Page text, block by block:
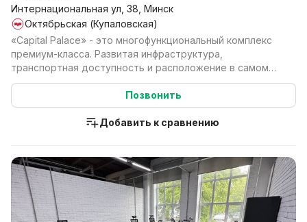
Интернациональная ул, 38, Минск
Октябрьская (Купаловская)
«Capital Palace» - это многофункциональный комплекс
премиум-класса. Развитая инфраструктура,
транспортная доступность и расположение в самом
центре ст...
Позвонить
Добавить к сравнению